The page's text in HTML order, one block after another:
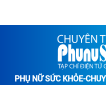
PHỤ NỮ SỨC KHỎE-